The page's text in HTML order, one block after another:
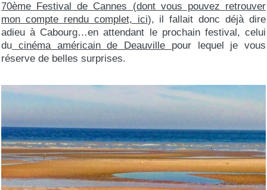
70ème Festival de Cannes (dont vous pouvez retrouver
mon compte rendu complet, ici), il fallait donc déjà dire
adieu à Cabourg…en attendant le prochain festival, celui
du cinéma américain de Deauville pour lequel je vous
réserve de belles surprises.